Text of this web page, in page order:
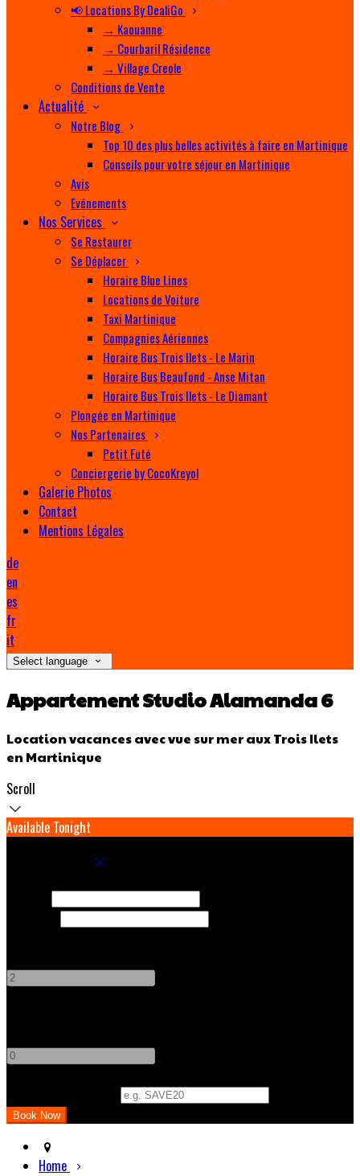
📢 Locations By DealiGo
→ Kaouanne
→ Courbaril Résidence
→ Village Creole
Conditions de Vente
Actualité
Notre Blog
Top 10 des plus belles activités à faire en Martinique
Conseils pour votre séjour en Martinique
Avis
Evénements
Nos Services
Se Restaurer
Se Déplacer
Horaire Blue Lines
Locations de Voiture
Taxi Martinique
Compagnies Aériennes
Horaire Bus Trois Ilets - Le Marin
Horaire Bus Beaufond - Anse Mitan
Horaire Bus Trois Ilets - Le Diamant
Plongée en Martinique
Nos Partenaires
Petit Futé
Conciergerie by CocoKreyol
Galerie Photos
Contact
Mentions Légales
de
en
es
fr
it
Select language
Appartement Studio Alamanda 6
Location vacances avec vue sur mer aux Trois Ilets
en Martinique
Scroll
Available Tonight
Home